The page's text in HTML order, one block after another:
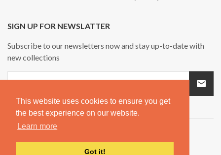
This website uses cookies to ensure you get
the best experience on our website.
Learn more
Got it!
SIGN UP FOR NEWSLATTER
Subscribe to our newsletters now and stay up-to-date with
new collections